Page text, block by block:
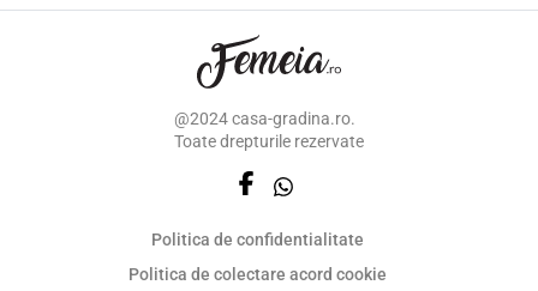
@2024 casa-gradina.ro.
Toate drepturile rezervate
Politica de confidentialitate
Politica de colectare acord cookie